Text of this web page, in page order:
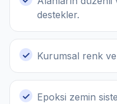
destekler.
Kurumsal renk
Epoksi zemin